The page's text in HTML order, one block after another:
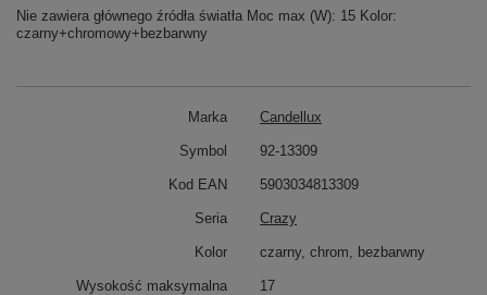
Nie zawiera głównego źródła światła Moc max (W): 15 Kolor:
czarny+chromowy+bezbarwny
Marka Candellux
Symbol 92-13309
Kod EAN 5903034813309
Seria Crazy
Kolor czarny, chrom, bezbarwny
Wysokość maksymalna 17